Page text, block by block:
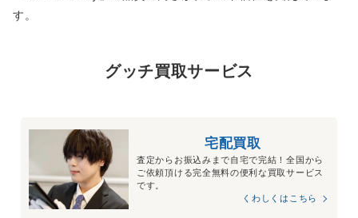
す。
グッチ買取サービス
宅配買取
査定からお振込みまで自宅で完結！全国から
ご依頼頂ける完全無料の便利な買取サービス
です。
くわしくはこちら